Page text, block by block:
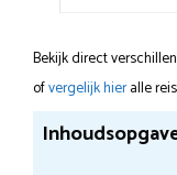
Bekijk direct
ofvergelijk hieralle